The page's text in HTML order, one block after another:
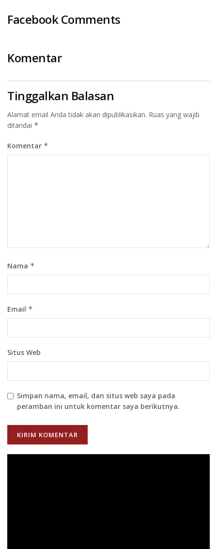
Facebook Comments
Komentar
Tinggalkan Balasan
Alamat email Anda tidak akan dipublikasikan. Ruas yang wajib
ditandai *
Komentar *
Nama *
Email *
Situs Web
Simpan nama, email, dan situs web saya pada
peramban ini untuk komentar saya berikutnya.